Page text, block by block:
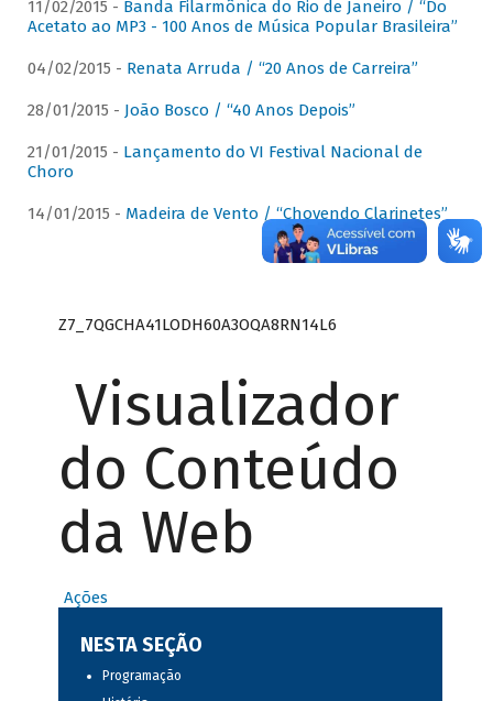
11/02/2015 - Banda Filarmônica do Rio de Janeiro / “Do
Acetato ao MP3 - 100 Anos de Música Popular Brasileira”
04/02/2015 - Renata Arruda / “20 Anos de Carreira”
28/01/2015 - João Bosco / “40 Anos Depois”
21/01/2015 - Lançamento do VI Festival Nacional de
Choro
14/01/2015 - Madeira de Vento / “Chovendo Clarinetes”
Z7_7QGCHA41LODH60A3OQA8RN14L6
Visualizador
do Conteúdo
da Web
Ações
NESTA SEÇÃO
Programação